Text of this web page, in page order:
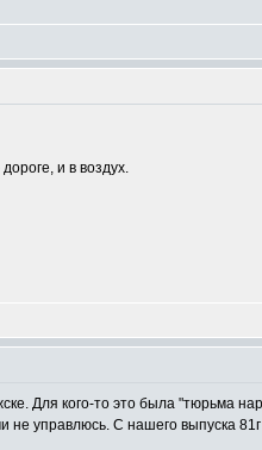
и в воздух.
Для кого-то это была "тюрьма
не управлюсь. С нашего выпуска